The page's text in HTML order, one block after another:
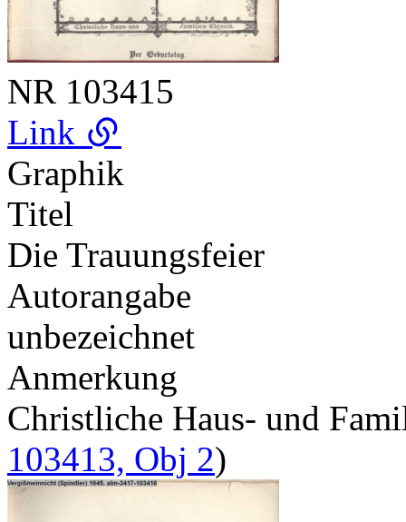
NR 103415
Link
Graphik
Titel
Die Trauungsfeier
Autorangabe
unbezeichnet
Anmerkung
Christliche Haus- und
103413, Obj 2)